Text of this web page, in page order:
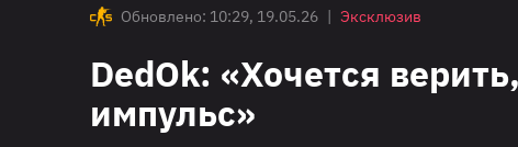
Обновлено: 10:29, 19.05.26 | Эксклюзив
DedOk: «Хочется
импульс»